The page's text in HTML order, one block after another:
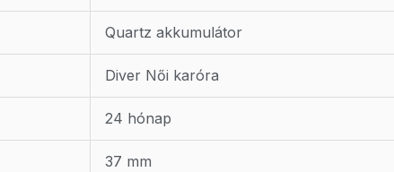
Quartz akkumulátor
Diver Női karóra
24 hónap
37 mm